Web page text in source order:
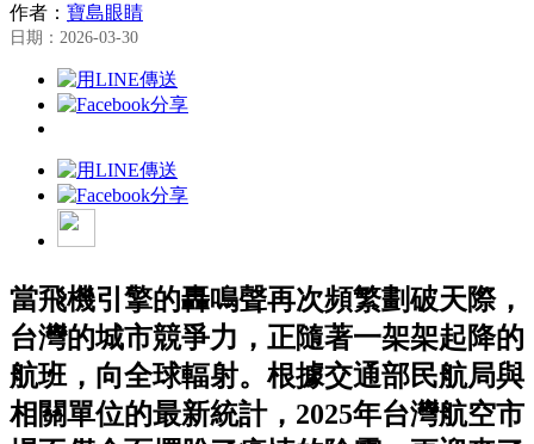
作者： 寶島眼睛
日期：2026-03-30
當飛機引擎的轟鳴聲再次頻繁劃破天際，
台灣的城市競爭力，正隨著一架架起降的
航班，向全球輻射。根據交通部民航局與
相關單位的最新統計，2025年台灣航空市